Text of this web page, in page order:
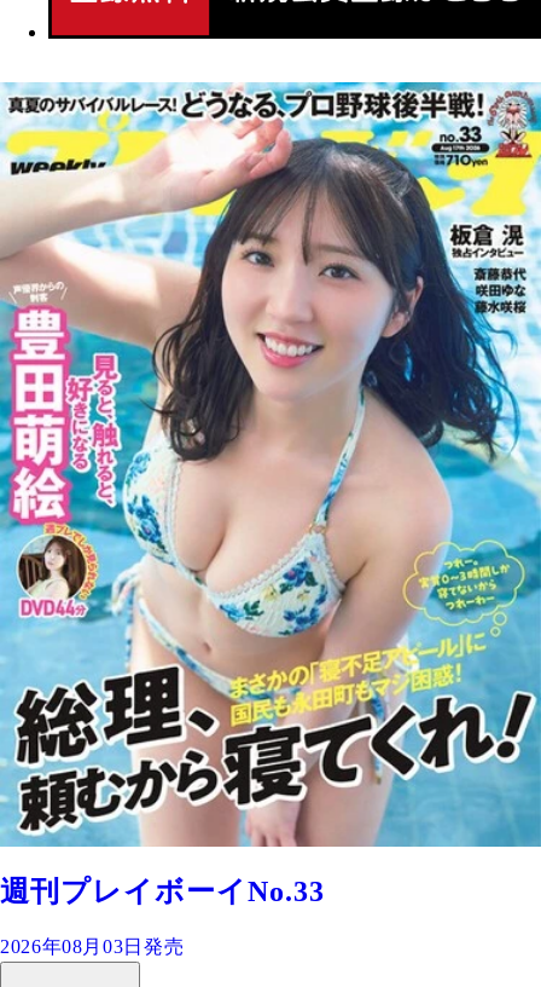
週刊プレイボーイNo.33
2026年08月03日発売